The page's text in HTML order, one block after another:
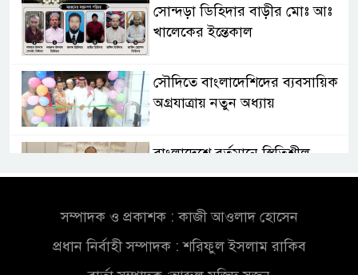
সোন্দড়া ডিহিদার বাড়ীর মোঃ আঃ
খালেকের ইন্তেকাল
সৌদিতে বাংলাদেশিদের ব্যবসায়িক
অগ্রযাত্রায় নতুন অধ্যায়
বাংলাদেশে বর্তমানে স্থিতিশীল
সরকার,প্রবাসীদের বিনিয়োগের
সরকার,প্রবাসীদের বিনিয়োগের
সম্পাদক ও প্রকাশক : কাজী আওলাদ হোসেন
প্রধান নির্বাহী সম্পাদক : শরিফুল ইসলাম রাকিব